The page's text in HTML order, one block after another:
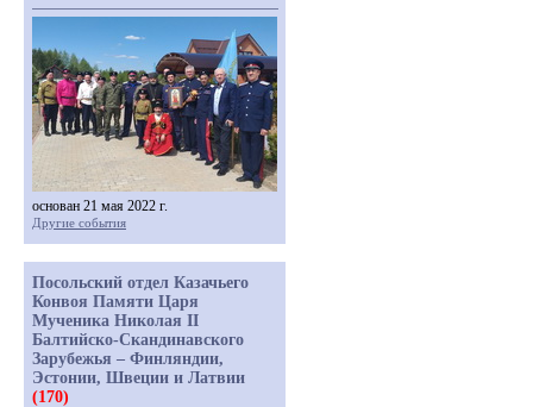
основан 21 мая 2022 г.
Другие события
Посольский отдел Казачьего
Конвоя Памяти Царя
Мученика Николая II
Балтийско-Скандинавского
Зарубежья – Финляндии,
Эстонии, Швеции и Латвии
(170)